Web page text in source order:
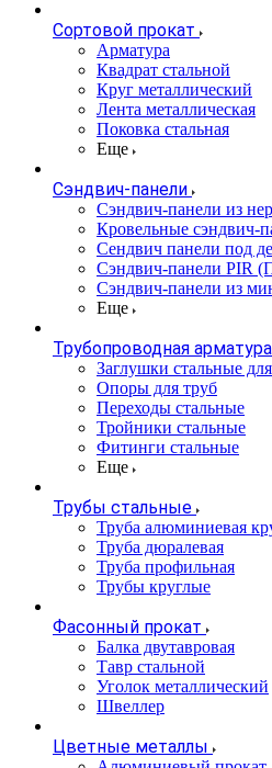
Сортовой прокат
Арматура
Квадрат стальной
Круг металлический
Лента металлическая
Поковка стальная
Еще
Сэндвич-панели
Cэндвич-панели из
Кровельные сэндвич-
Сендвич панели под
Сэндвич-панели PIR
Сэндвич-панели из
Еще
Трубопроводная арматура
Заглушки стальные
Опоры для труб
Переходы стальные
Тройники стальные
Фитинги стальные
Еще
Трубы стальные
Труба алюминиевая
Труба дюралевая
Труба профильная
Трубы круглые
Фасонный прокат
Балка двутавровая
Тавр стальной
Уголок металлический
Швеллер
Цветные металлы